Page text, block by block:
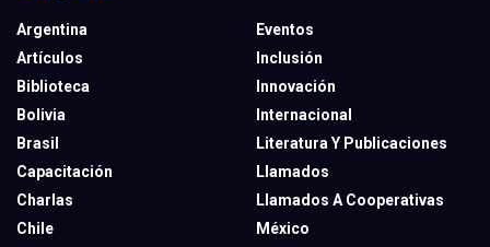
Argentina
Artículos
Biblioteca
Bolivia
Brasil
Capacitación
Charlas
Chile
Eventos
Inclusión
Innovación
Internacional
Literatura Y Publicaciones
Llamados
Llamados A Cooperativas
México